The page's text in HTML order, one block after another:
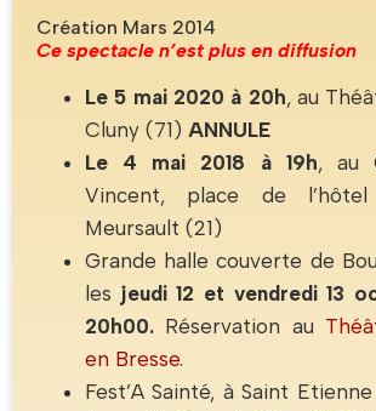
Création Mars 2014
Ce spectacle n’est plus en diffusion
Le 5 mai 2020 à 20h, au
Cluny (71) ANNULE
Le 4 mai 2018 à 19h, au
Vincent, place de
Meursault (21)
Grande halle couverte de
les jeudi 12 et vendredi 13
20h00. Réservation au
en Bresse.
Fest’A Sainté, à Saint